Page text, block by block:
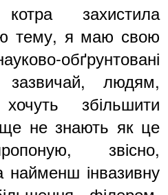
захистила
тему, я маю свою
обґрунтовані
людям,
збільшити
не знають як це
звісно,
найменш інвазивну